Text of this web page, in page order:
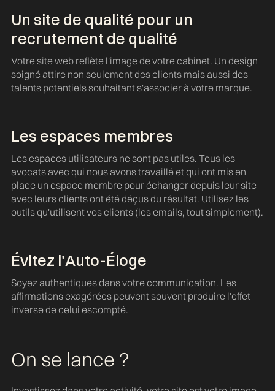
Un site de qualité pour un
recrutement de qualité
Votre site web reflète l'image de votre cabinet. Un design
soigné attire non seulement des clients mais aussi des
talents potentiels souhaitant s'associer à votre marque.
Les espaces membres
Les espaces utilisateurs ne sont pas utiles. Tous les
avocats avec qui nous avons travaillé et qui ont mis en
place un espace membre pour échanger depuis leur site
avec leurs clients ont été déçus du résultat. Utilisez les
outils qu'utilisent vos clients (les emails, tout simplement).
Évitez l'Auto-Éloge
Soyez authentiques dans votre communication. Les
affirmations exagérées peuvent souvent produire l'effet
inverse de celui escompté.
On se lance ?